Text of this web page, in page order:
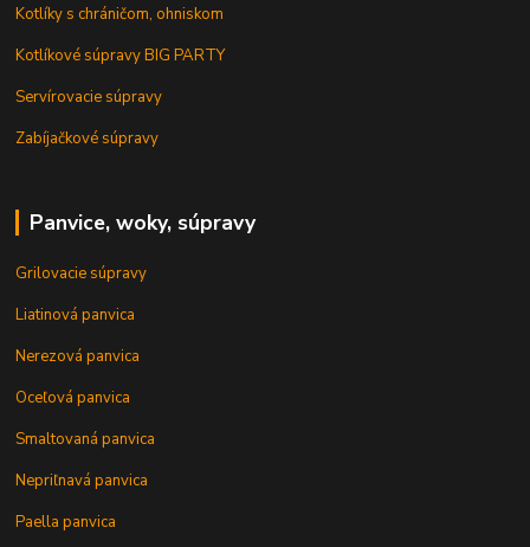
Kotlíky s chráničom, ohniskom
Kotlíkové súpravy BIG PARTY
Servírovacie súpravy
Zabíjačkové súpravy
Panvice, woky, súpravy
Grilovacie súpravy
Liatinová panvica
Nerezová panvica
Oceľová panvica
Smaltovaná panvica
Nepriľnavá panvica
Paella panvica